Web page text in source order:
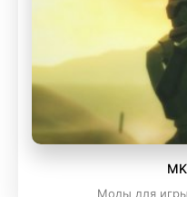
Моды для